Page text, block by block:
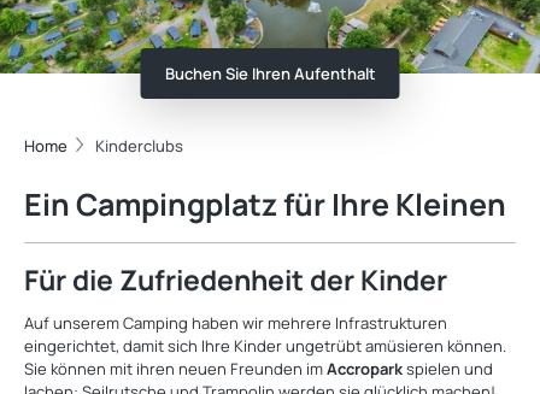
Buchen Sie Ihren Aufenthalt
Home Kinderclubs
Ein Campingplatz für Ihre Kleinen
Für die Zufriedenheit der Kinder
Auf unserem Camping haben wir mehrere Infrastrukturen
eingerichtet, damit sich Ihre Kinder ungetrübt amüsieren können.
Sie können mit ihren neuen Freunden imAccroparkspielen und